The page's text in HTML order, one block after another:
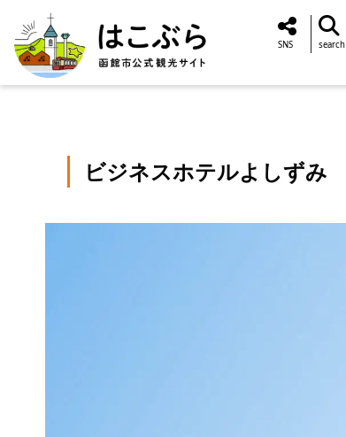
SNS search
ビジネスホテルよしずみ